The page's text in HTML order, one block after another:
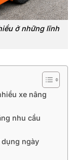
ở những lĩnh
xe nâng
nhu cầu
dụng ngày